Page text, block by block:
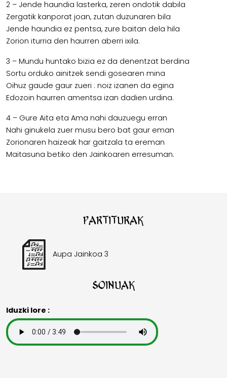
2 – Jende haundia lasterka, zeren ondotik dabila
Zergatik kanporat joan, zutan duzunaren bila
Jende haundia ez pentsa, zure baitan dela hila
Zorion iturria den haurren aberri ixila.
3 – Mundu huntako bizia ez da denentzat berdina
Sortu orduko ainitzek sendi gosearen mina
Oihuz gaude gaur zueri : noiz izanen da egina
Edozoin haurren amentsa izan dadien urdina.
4 – Gure Aita eta Ama nahi dauzuegu erran
Nahi ginukela zuer musu bero bat gaur eman
Zorionaren haizeak har gaitzala ta ereman
Maitasuna betiko den Jainkoaren erresuman.
Partiturak
Aupa Jainkoa 3
Soinuak
Iduzki lore :